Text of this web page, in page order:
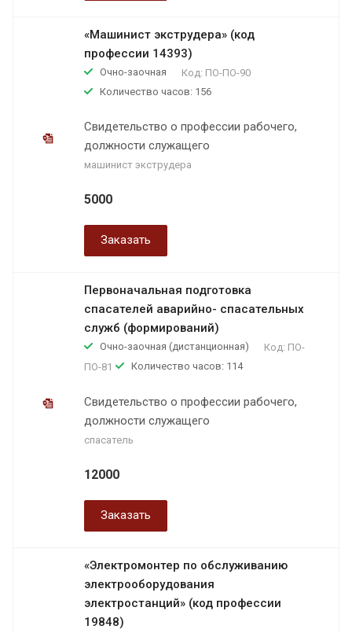
«Машинист экструдера» (код
профессии 14393)
Очно-заочная Код: ПО-ПО-90
Количество часов: 156
Свидетельство о профессии рабочего,
должности служащего
машинист экструдера
5000
Заказать
Первоначальная подготовка
спасателей аварийно- спасательных
служб (формирований)
Очно-заочная (дистанционная) Код: ПО-
ПО-81
Количество часов: 114
Свидетельство о профессии рабочего,
должности служащего
спасатель
12000
Заказать
«Электромонтер по обслуживанию
электрооборудования
электростанций» (код профессии
19848)